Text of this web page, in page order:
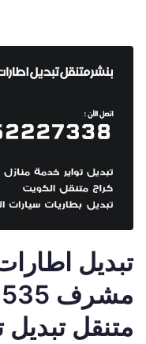
تبديل
متنقل تبديل